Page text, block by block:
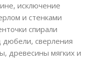
исключение
и стенками
спирали
дюбели, сверления
древесины мягких и